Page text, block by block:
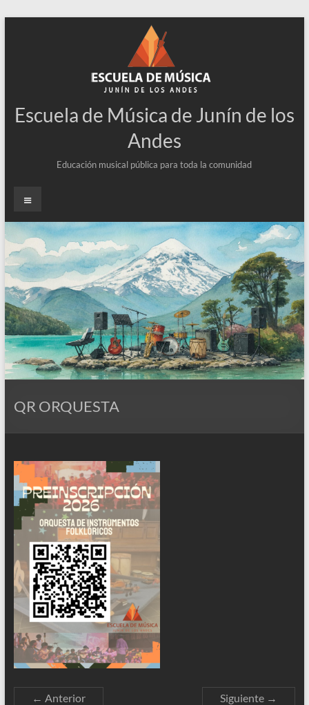
Escuela de Música de Junín de los
Andes
Educación musical pública para toda la comunidad
QR ORQUESTA
← Anterior Siguiente →